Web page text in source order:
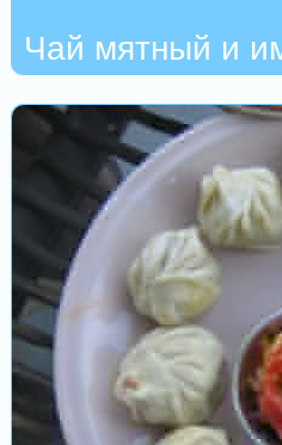
Чай мятный и